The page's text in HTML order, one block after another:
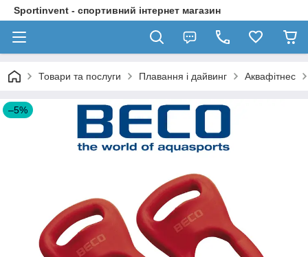
Sportinvent - спортивний інтернет магазин
Товари та послуги Плавання і дайвинг Аквафітнес
–5%